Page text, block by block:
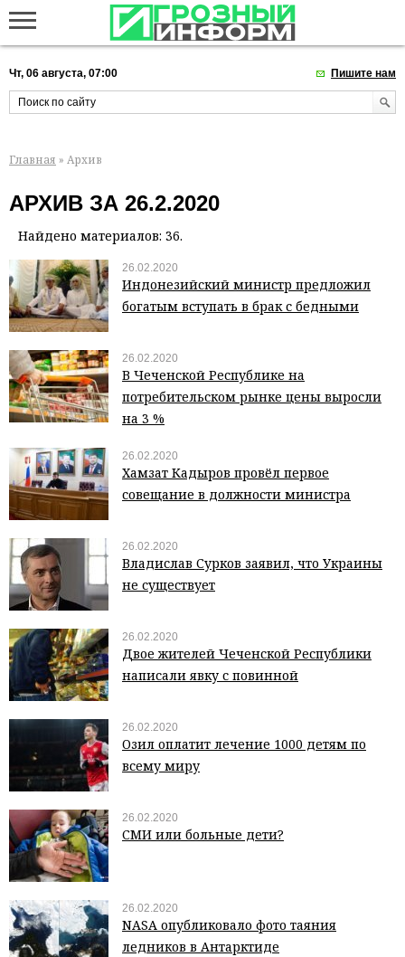
Чт, 06 августа, 07:00 Пишите нам
Главная » Архив
АРХИВ ЗА 26.2.2020
Найдено материалов: 36.
26.02.2020
Индонезийский министр предложил
богатым вступать в брак с бедными
26.02.2020
В Чеченской Республике на
потребительском рынке цены выросли
на 3 %
26.02.2020
Хамзат Кадыров провёл первое
совещание в должности министра
26.02.2020
Владислав Сурков заявил, что Украины
не существует
26.02.2020
Двое жителей Чеченской Республики
написали явку с повинной
26.02.2020
Озил оплатит лечение 1000 детям по
всему миру
26.02.2020
СМИ или больные дети?
26.02.2020
NASA опубликовало фото таяния
ледников в Антарктиде